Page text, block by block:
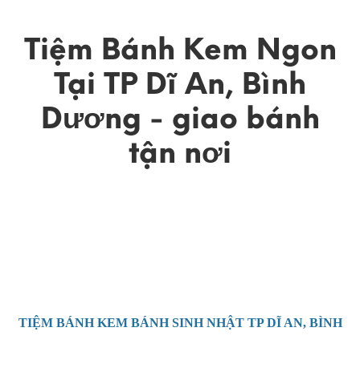
Tiệm Bánh Kem Ngon
Tại TP Dĩ An, Bình
Dương - giao bánh
tận nơi
TIỆM BÁNH KEM BÁNH SINH NHẬT TP DĨ AN, BÌNH